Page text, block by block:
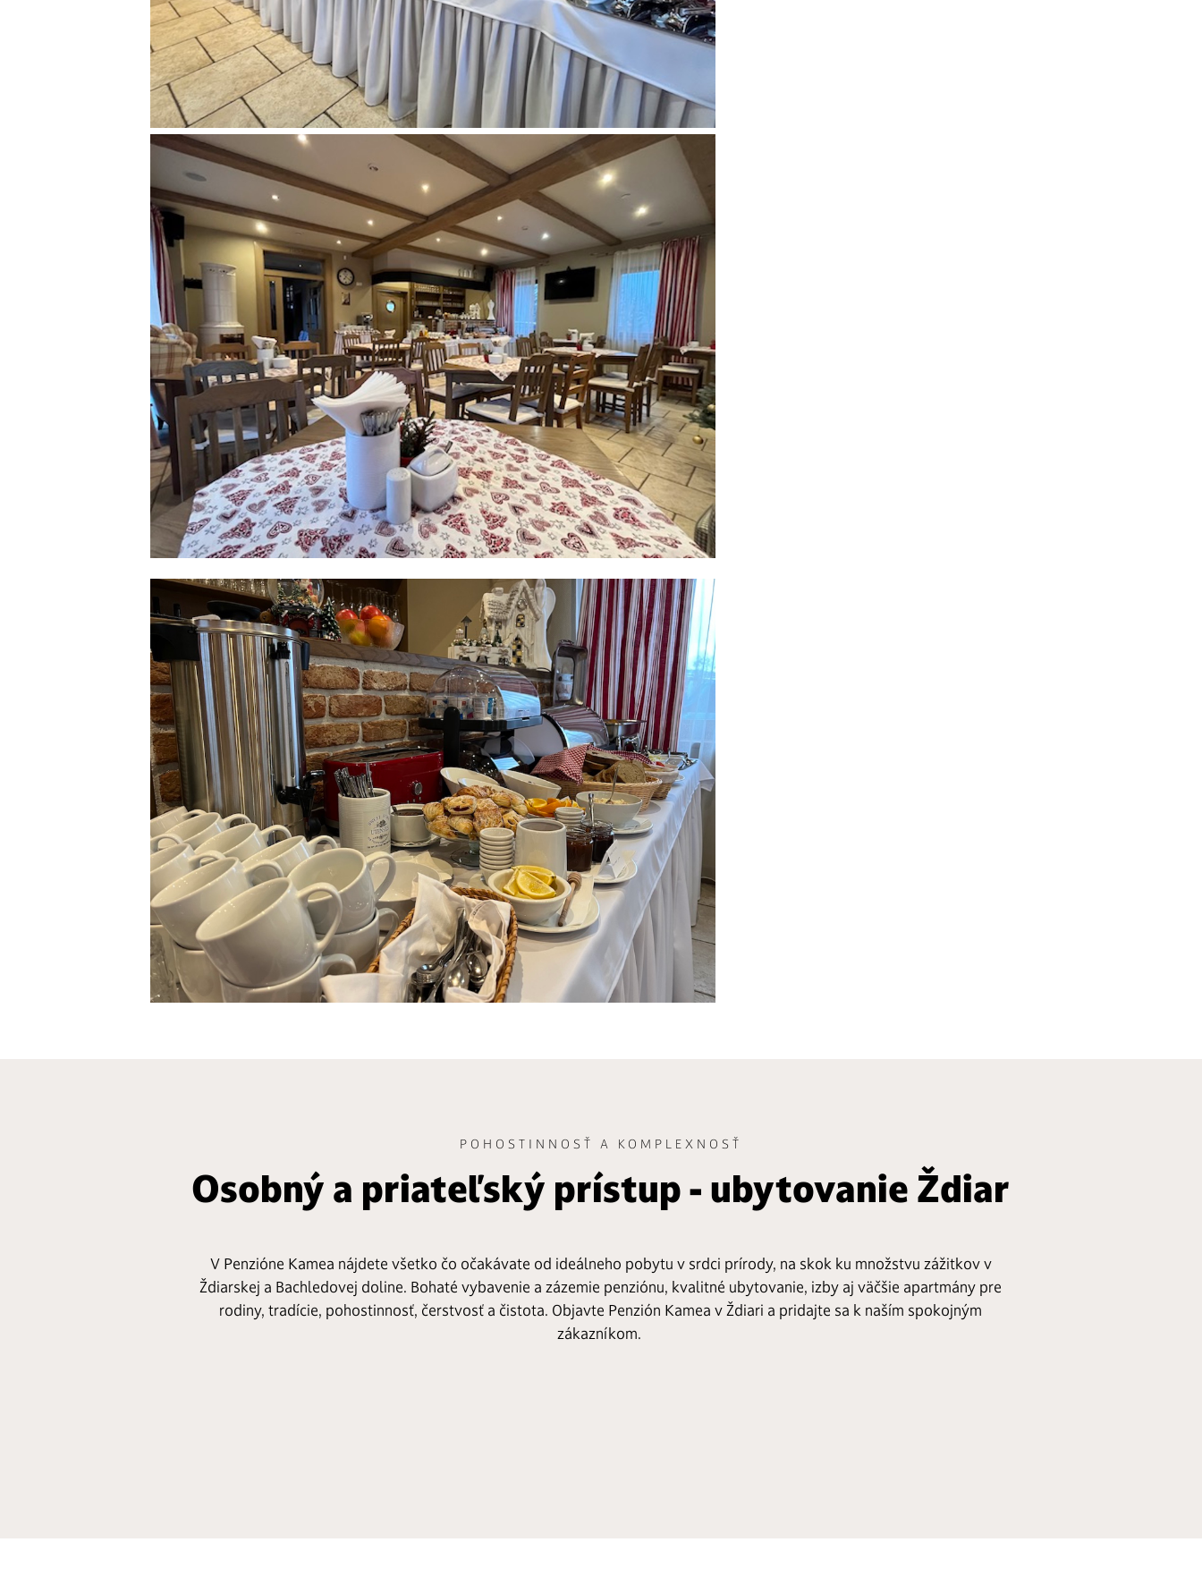
POHOSTINNOSŤ A KOMPLEXNOSŤ
Osobný a priateľský prístup - ubytovanie Ždiar
V Penzióne Kamea nájdete všetko čo očakávate od ideálneho pobytu v srdci prírody, na skok ku množstvu zážitkov v
Ždiarskej a Bachledovej doline. Bohaté vybavenie a zázemie penziónu, kvalitné ubytovanie, izby aj väčšie apartmány pre
rodiny, tradície, pohostinnosť, čerstvosť a čistota. Objavte Penzión Kamea v Ždiari a pridajte sa k naším spokojným
zákazníkom.